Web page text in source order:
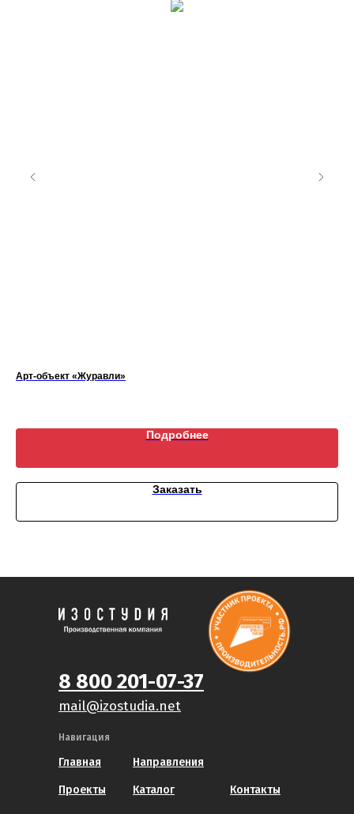
Арт-объект «Журавли»
Подробнее
Заказать
Главная
Навигация
Направления
Каталог Контакты
8 800 201-07-37
Проекты
mail@izostudia.net